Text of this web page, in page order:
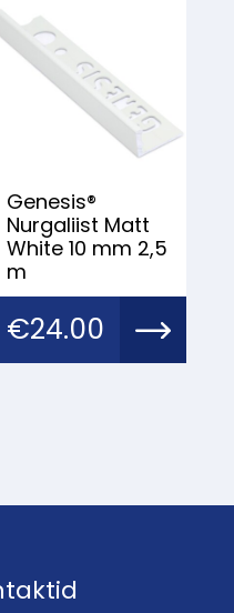
Genesis®
Nurgaliist Matt
White 10 mm 2,5
m
€24.00